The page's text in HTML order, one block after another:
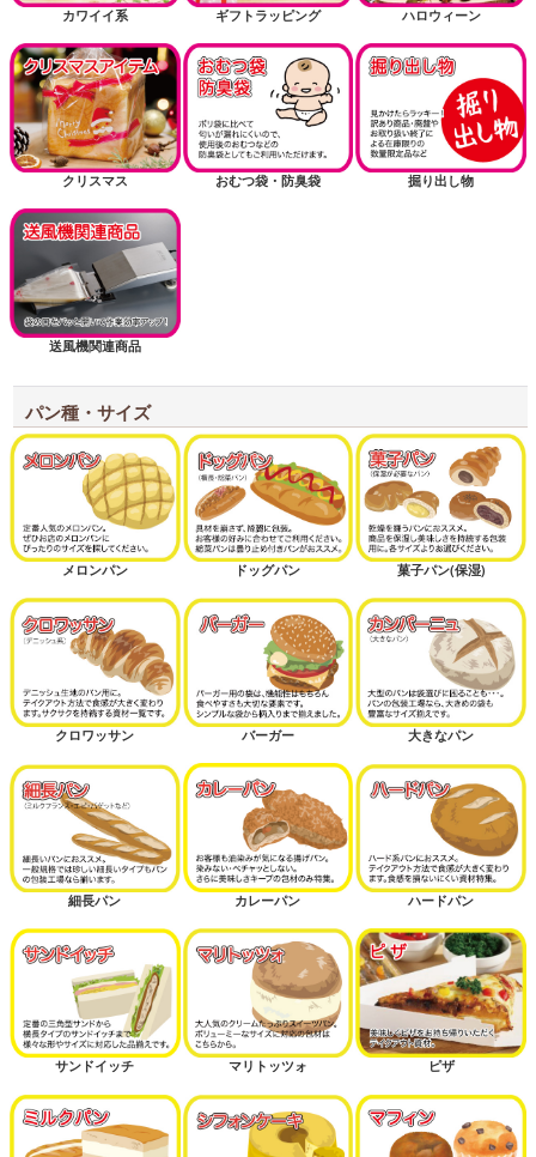
カワイイ系 ギフトラッピング ハロウィーン
クリスマス おむつ袋・防臭袋 掘り出し物
送風機関連商品
パン種・サイズ
メロンパン ドッグパン 菓子パン(保湿)
クロワッサン バーガー 大きなパン
細長パン カレーパン ハードパン
サンドイッチ マリトッツォ ピザ